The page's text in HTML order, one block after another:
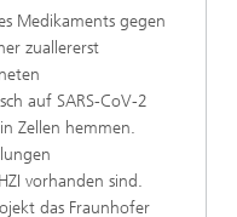
Medikaments gegen
zuallererst
auf SARS-CoV-2
Zellen hemmen.
vorhanden sind.
das Fraunhofer